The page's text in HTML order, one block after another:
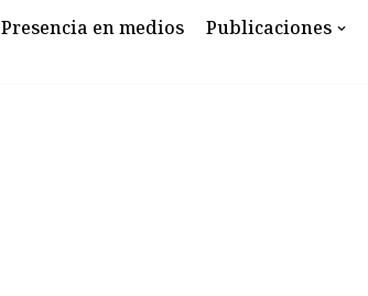
Presencia en medios Publicaciones